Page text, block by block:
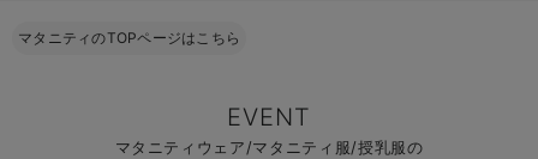
マタニティのTOPページはこちら
EVENT
マタニティウェア/マタニティ服/授乳服の